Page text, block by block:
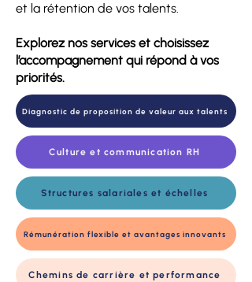
et la rétention de vos talents.
Explorez nos services et choisissez
l’accompagnement qui répond à vos
priorités.
Diagnostic de proposition de valeur aux talents
Culture et communication RH
Structures salariales et échelles
Rémunération flexible et avantages innovants
Chemins de carrière et performance